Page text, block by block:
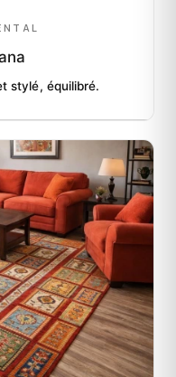
stylé, équilibré.